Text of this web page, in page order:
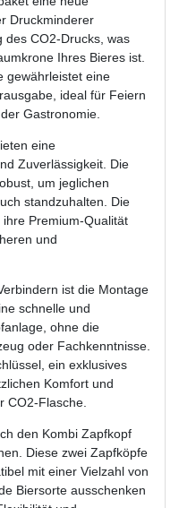
Druckminderer
des CO2-Drucks, was
Ihres Bieres ist.
gewährleistet eine
ideal für Feiern
Gastronomie.
eine
Zuverlässigkeit. Die
um jeglichen
standzuhalten. Die
Premium-Qualität
und
ist die Montage
schnelle und
ohne die
oder Fachkenntnisse.
ein exklusives
Komfort und
CO2-Flasche.
den Kombi Zapfkopf
Diese zwei Zapfköpfe
mit einer Vielzahl von
Biersorte ausschenken